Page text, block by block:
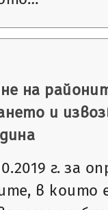
на
и
г. за
в които